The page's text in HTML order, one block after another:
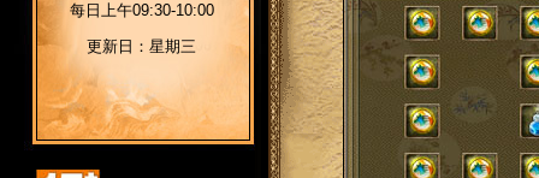
每日上午09:30-10:00
更新日：星期三